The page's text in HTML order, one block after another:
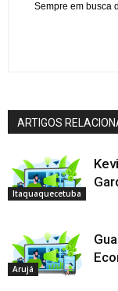
Sempre em busca
ARTIGOS
Itaquaquecetuba
Arujá